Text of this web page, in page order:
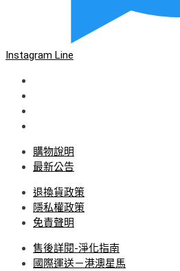
Instagram Line
購物說明
最新公告
退換貨政策
隱私權政策
免責聲明
售後詳閱-淨化指南
國際運送－港澳星馬